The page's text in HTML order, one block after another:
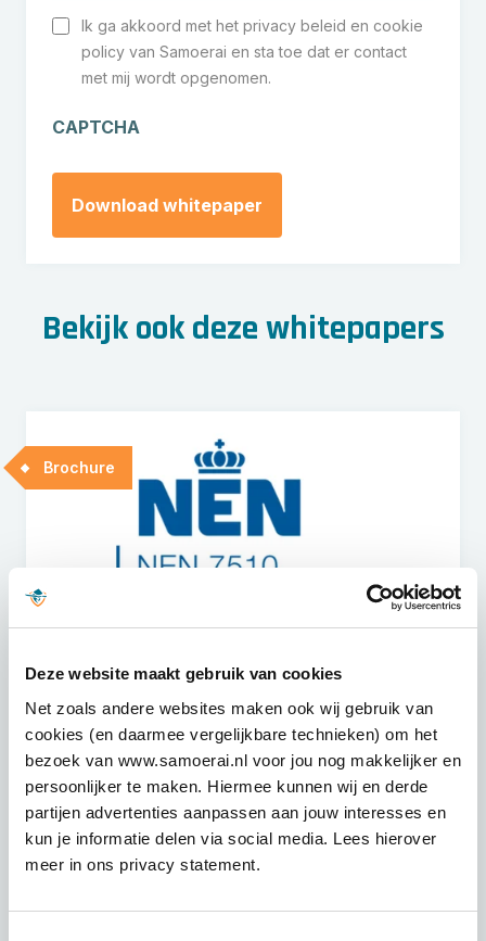
Deze website maakt gebruik van cookies
Net zoals andere websites maken ook wij gebruik van
cookies (en daarmee vergelijkbare technieken) om het
bezoek van www.samoerai.nl voor jou nog makkelijker en
persoonlijker te maken. Hiermee kunnen wij en derde
partijen advertenties aanpassen aan jouw interesses en
kun je informatie delen via social media. Lees hierover
meer in ons privacy statement.
I
e
n
Ik ga akkoord met het privacy beleid en cookie
policy van Samoerai en sta toe dat er contact
met mij wordt opgenomen.
CAPTCHA
Bekijk ook deze whitepapers
Brochure
Brochure: NEN7510 |
Veranderstrategie
De implementatie van de NEN7510 is een traject
waarbij verschillende stappen gedaan worden om te
komen…
Lees meer